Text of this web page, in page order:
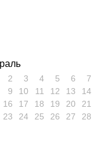
2 3 4 5 6
7
9 10 11 12 13
14
16 17 18 19 20
21
23 24 25 26 27 28